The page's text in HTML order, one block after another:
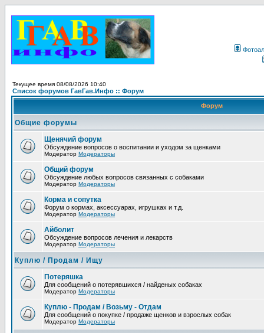
Текущее время 08/08/2026 10:40
Список форумов ГавГав.Инфо :: Форум
Форум
Общие форумы
Щенячий форум
Обсуждение вопросов о воспитании и уходом за щенками
Модератор Модераторы
Общий форум
Обсуждение любых вопросов связанных с собаками
Модератор Модераторы
Корма и сопутка
Форум о кормах, аксессуарах, игрушках и т.д.
Модератор Модераторы
Айболит
Обсуждение вопросов лечения и лекарств
Модератор Модераторы
Куплю / Продам / Ищу
Потеряшка
Для сообщений о потерявшихся / найденых собаках
Модератор Модераторы
Куплю - Продам / Возьму - Отдам
Для сообщений о покупке / продаже щенков и взрослых собак
Модератор Модераторы